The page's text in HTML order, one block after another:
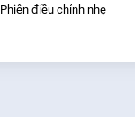
Phiên điều chỉnh nhẹ